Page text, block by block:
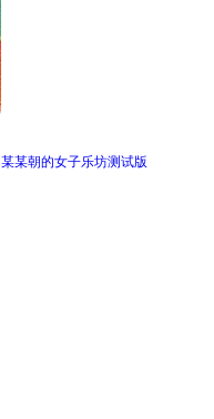
某某朝的女子乐坊测试版